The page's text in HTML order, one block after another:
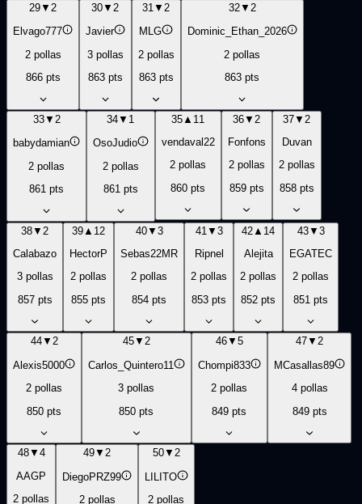
29▼ 2
Elvago777
2 pollas
866pts
30▼ 2
Javier
3 pollas
863pts
31 ▼ 2
MLG
2 pollas
863pts
32▼ 2
Dominic_Ethan_2026
2 pollas
863 pts
33▼ 2
babydamian
2 pollas
861 pts
34▼ 1
OsoJudio
2 pollas
861 pts
35 ▲ 11
vendaval22
2 pollas
860 pts
36▼ 2
Fonfons
2 pollas
859pts
37▼ 2
Duvan
2 pollas
858pts
38▼ 2
Calabazo
3 pollas
857pts
39 ▲ 12
HectorP
2 pollas
855 pts
40▼ 3
Sebas22MR
2 pollas
854 pts
41 ▼ 3
Ripnel
2 pollas
853 pts
42 ▲ 14
Alejita
2 pollas
852 pts
43▼ 3
EGATEC
2 pollas
851 pts
44▼ 2
Alexis5000
2 pollas
850 pts
45▼ 2
Carlos_Quintero11
3 pollas
850 pts
46▼ 5
Chompi833
2 pollas
849 pts
47▼2
MCasallas89
4 pollas
849pts
48▼ 4
AAGP
2 pollas
49▼2
DiegoPRZ99
2 pollas
50▼ 2
LILITO
2 pollas